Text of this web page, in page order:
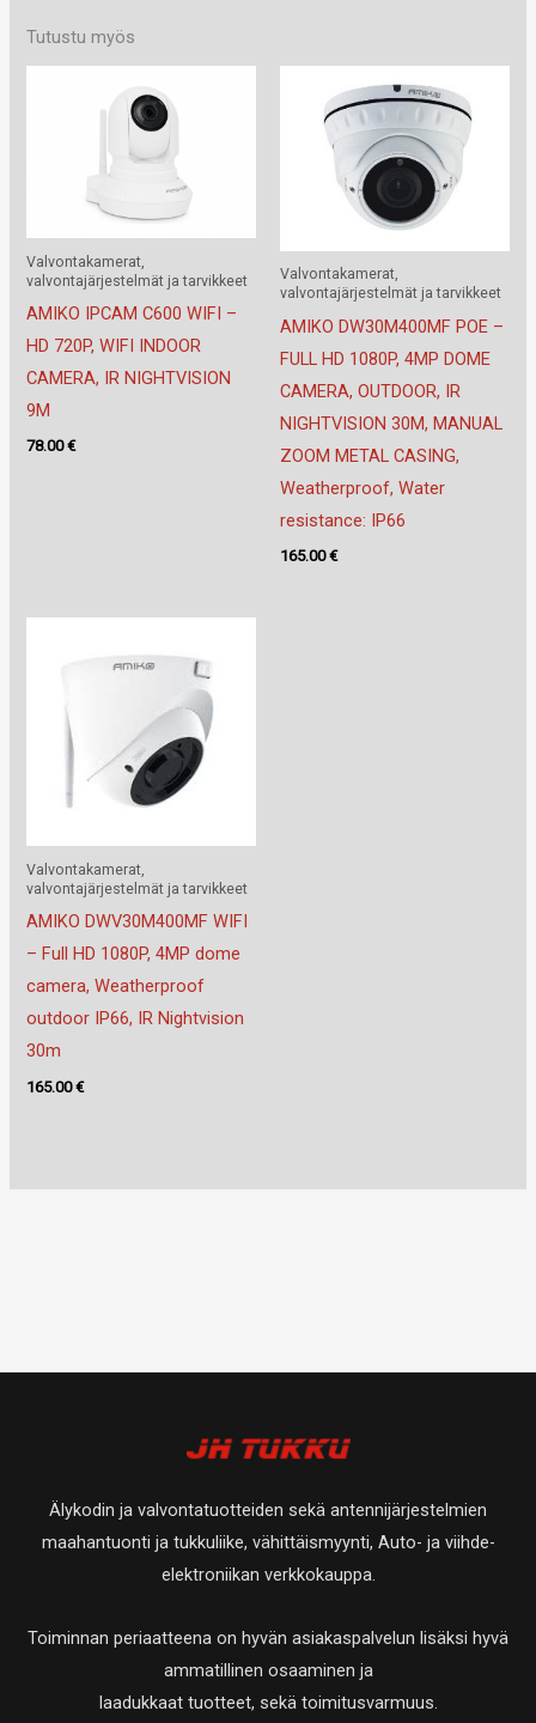
Tutustu myös
Valvontakamerat,
valvontajärjestelmät ja tarvikkeet
AMIKO IPCAM C600 WIFI –
HD 720P, WIFI INDOOR
CAMERA, IR NIGHTVISION
9M
78.00€
Valvontakamerat,
valvontajärjestelmät ja tarvikkeet
AMIKO DW30M400MF POE –
FULL HD 1080P, 4MP DOME
CAMERA, OUTDOOR, IR
NIGHTVISION 30M, MANUAL
ZOOM METAL CASING,
Weatherproof, Water
resistance: IP66
165.00€
Valvontakamerat,
valvontajärjestelmät ja tarvikkeet
AMIKO DWV30M400MF WIFI
– Full HD 1080P, 4MP dome
camera, Weatherproof
outdoor IP66, IR Nightvision
30m
165.00€
Älykodin ja valvontatuotteiden sekä antennijärjestelmien
maahantuonti ja tukkuliike, vähittäismyynti, Auto- ja viihde-
elektroniikan verkkokauppa.
Toiminnan periaatteena on hyvän asiakaspalvelun lisäksi hyvä
ammatillinen osaaminen ja
laadukkaat tuotteet, sekä toimitusvarmuus.